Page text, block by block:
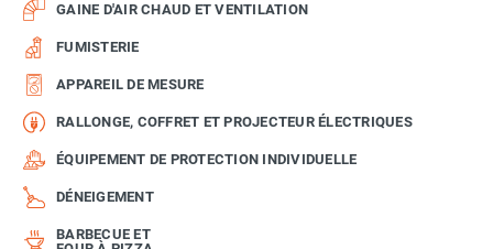
GAINE D'AIR CHAUD ET VENTILATION
FUMISTERIE
APPAREIL DE MESURE
RALLONGE, COFFRET ET PROJECTEUR ÉLECTRIQUES
ÉQUIPEMENT DE PROTECTION INDIVIDUELLE
DÉNEIGEMENT
BARBECUE ET